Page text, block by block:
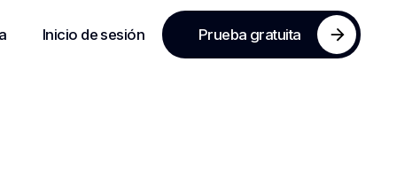
Inicio de sesión Prueba gratuita